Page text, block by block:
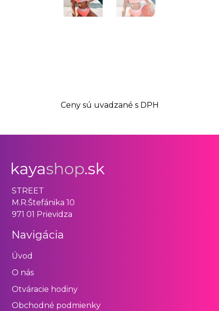
Ceny sú uvadzané s DPH
STREET
M.R.Štefánika 10
971 01 Prievidza
Navigácia
Úvod
O nás
Otváracie hodiny
Obchodné podmienky